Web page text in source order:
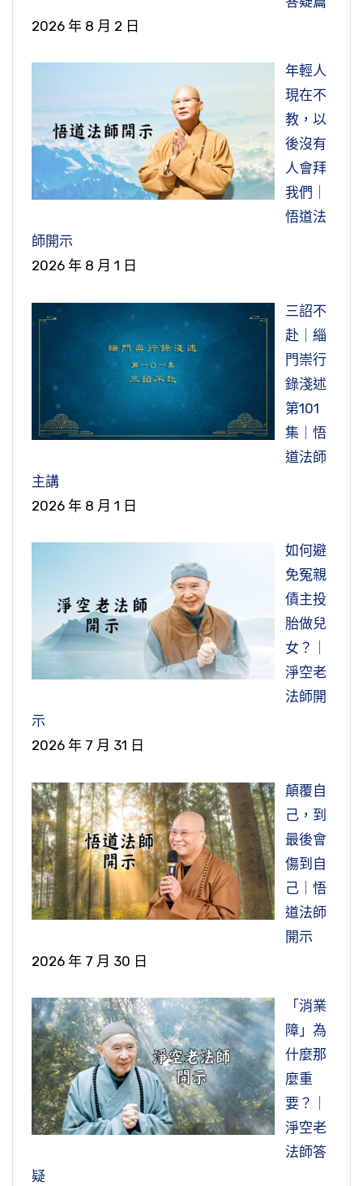
2026 年 8 月 2 日
年輕人
現在不
教，以
後沒有
人會拜
我們｜
悟道法
師開示
2026 年 8 月 1 日
三詔不
赴｜緇
門崇行
錄淺述
第101
集｜悟
道法師
主講
2026 年 8 月 1 日
如何避
免冤親
債主投
胎做兒
女？｜
淨空老
法師開
示
2026 年 7 月 31 日
顛覆自
己，到
最後會
傷到自
己｜悟
道法師
開示
2026 年 7 月 30 日
「消業
障」為
什麼那
麼重
要？｜
淨空老
法師答
疑